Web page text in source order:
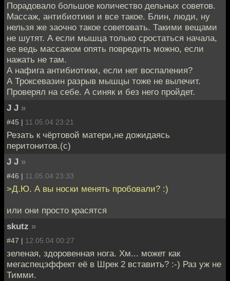
Порадовало большое количество дельных советов.
Массаж, антибиотики и все такое. Блин, люди, ну
нельзя же заочно такое советовать. Такими вещами
не шутят. А если мышца только сростаться начала,
ее ведь массажом опять повредить можно, если
нажать не там.
А нафига антибиотики, если нет воспаления?
А Троксевазин разрыв мышцы тоже не вылечит.
Проверял на себе. А синяк и без него пройдет.
J J »
#45 | 11.05.04 23:21
Резать к чёртовой матери,не дожидаясь
перитонитов.(с)
J J »
#46 | 11.05.04 23:33
>Д.Ю. А вы носки менять пробовали? :)
или они просто красятся
skutz »
#47 | 12.05.04 00:27
зеленая, здоровенная нога. Хм... может как
мегаспецэффект её в Шрек 2 вставить? :-) Раз уж не
Тимми.